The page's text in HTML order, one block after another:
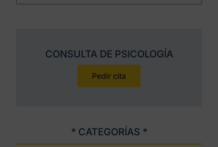
CONSULTA DE PSICOLOGÍA
Pedir cita
* CATEGORÍAS *